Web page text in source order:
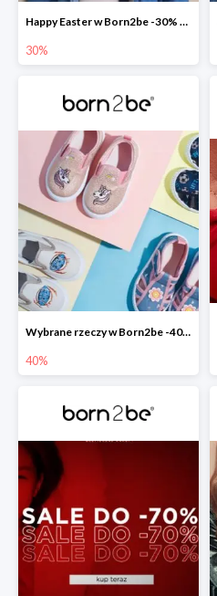
Happy Easter w Born2be -30% na wszystko
30%
Wybrane rzeczy w Born2be -40%
40%